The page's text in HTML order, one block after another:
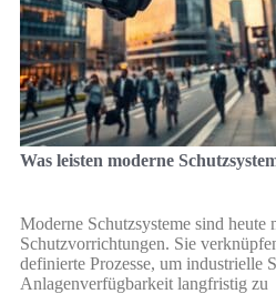
Was leisten moderne
Moderne Schutzsysteme sind heute
Schutzvorrichtungen. Sie
definierte Prozesse, um industrielle
Anlagenverfügbarkeit langfristig zu